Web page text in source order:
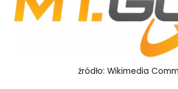
źródło: Wikimedia